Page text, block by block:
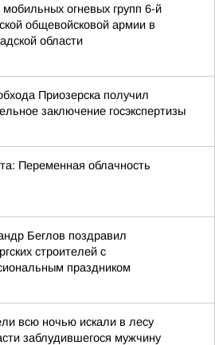
огневых групп 6-й
общевойсковой армии в
области
Приозерска получил
заключение госэкспертизы
Переменная облачность
Беглов поздравил
строителей с
праздником
всю ночью искали в лесу
заблудившегося мужчину